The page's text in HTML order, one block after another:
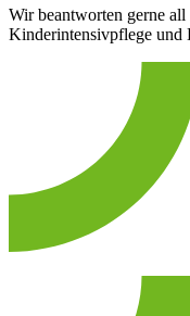
Wir beantworten gerne
Kinderintensivpflege und